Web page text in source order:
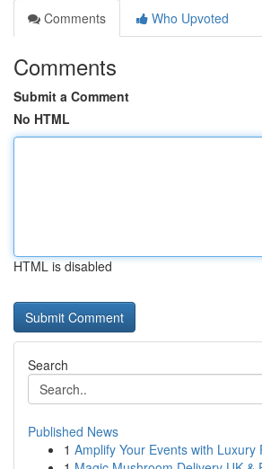
Comments
Who Upvoted
Comments
Submit a Comment
No HTML
HTML is disabled
Search
Published News
1 Amplify Your Events with Luxury